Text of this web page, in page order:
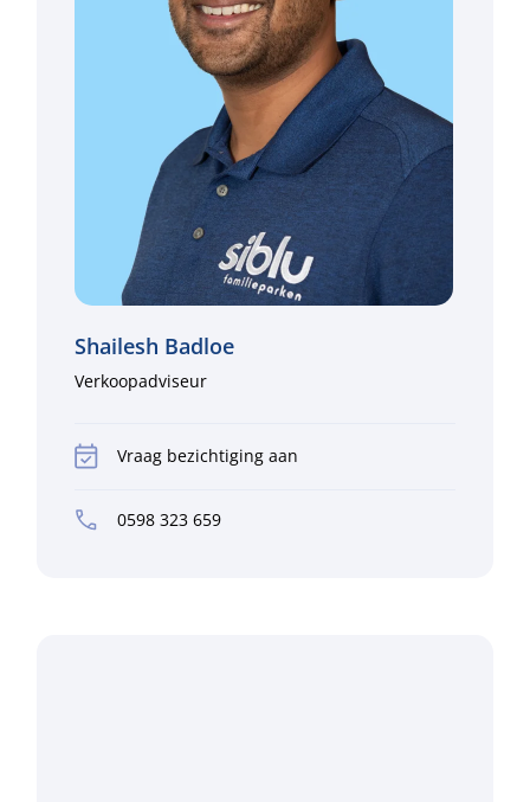
Shailesh Badloe
Verkoopadviseur
Vraag bezichtiging aan
0598 323 659